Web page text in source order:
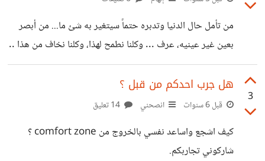
نضع الامور بمواضعها الحقيقية، نأسف على من لا يؤسف عليه،
ونضع انفسنا بأماكن ليست لنا أصلاً، نجبر ذواتنا على التأقلم
بوضع ما لاجل
من تأمل حال الدنيا وتدبره حتماً سيتغير به شئ ما... من أبصر
بعين غير عينيه، عرف ... وكلنا نطمح لهذا، وكلنا نخاف من هذا ..
يبدو هذا تناقضاً، لكنه رهبةً اكثر من كونه تناقضاً .. رهبة المعرفه،
رهبة الابصار وإيقان حقائق الاشياء فان من عرف تعز عليه نفسه،
فلا يطيح بها بسهولة، كأن يحقد، يأذي، أو يظلم نفسه بإي فعل قد
عليه خطيئته مهما صغرت .. لا نستوي
3
هل جرب احدكم من قبل ؟
قبل 6 سنوات انصحني
كيف اشجع واساعد نفسي بالخروج من comfort zone ؟
شاركوني تجاربكم.